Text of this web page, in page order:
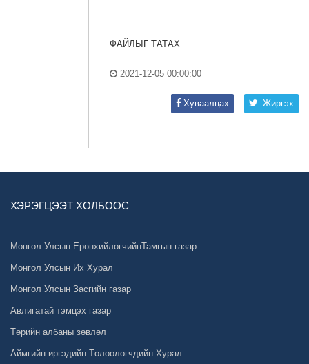
ФАЙЛЫГ ТАТАХ
2021-12-05 00:00:00
Жиргэх
Хуваалцах
ХЭРЭГЦЭЭТ ХОЛБООС
Монгол Улсын ЕрөнхийлөгчийнТамгын газар
Монгол Улсын Их Хурал
Монгол Улсын Засгийн газар
Авлигатай тэмцэх газар
Төрийн албаны зөвлөл
Аймгийн иргэдийн Төлөөлөгчдийн Хурал